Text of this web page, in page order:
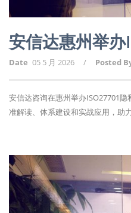
安信达惠州举
Date 05 5 月 2026 / Posted
安信达咨询在惠州举办ISO27701
准解读、体系建设和实战应用，助